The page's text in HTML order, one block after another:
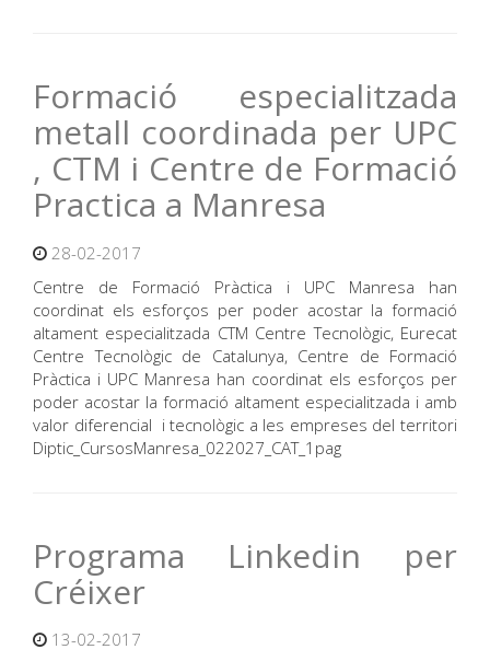
Formació especialitzada
metall coordinada per UPC
, CTM i Centre de Formació
Practica a Manresa
28-02-2017
Centre de Formació Pràctica i UPC Manresa han
coordinat els esforços per poder acostar la formació
altament especialitzada CTM Centre Tecnològic, Eurecat
Centre Tecnològic de Catalunya, Centre de Formació
Pràctica i UPC Manresa han coordinat els esforços per
poder acostar la formació altament especialitzada i amb
valor diferencial i tecnològic a les empreses del territori
Diptic_CursosManresa_022027_CAT_1pag
Programa Linkedin per
Créixer
13-02-2017